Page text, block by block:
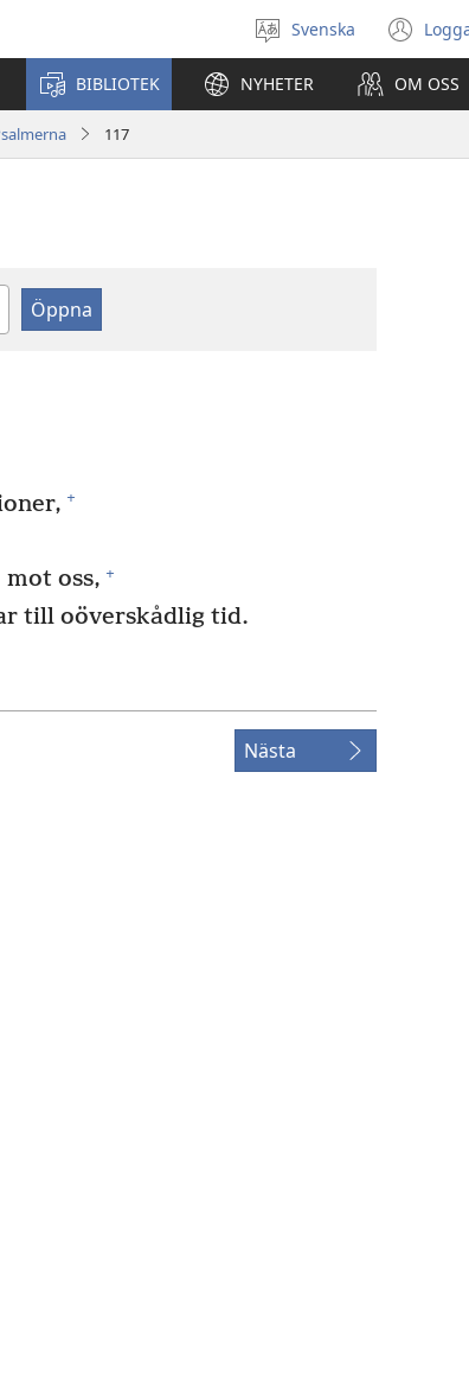
Välj
språk
Svenska
BIBLIOTEK NYHETER OM OSS
117
+
mot oss, +
till oöverskådlig tid.
Nästa